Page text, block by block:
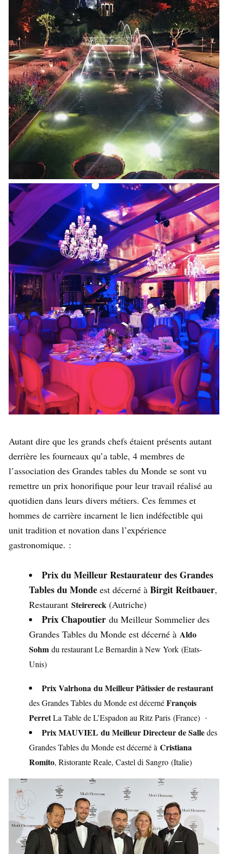
Autant dire que les grands chefs étaient présents autant
derrière les fourneaux qu’a table, 4 membres de
l’association des Grandes tables du Monde se sont vu
remettre un prix honorifique pour leur travail réalisé au
quotidien dans leurs divers métiers. Ces femmes et
hommes de carrière incarnent le lien indéfectible qui
unit tradition et novation dans l’expérience
gastronomique. :
Prix du Meilleur Restaurateur des Grandes
Tables du Monde est décerné à Birgit Reitbauer,
Restaurant Steirereck (Autriche)
Prix Chapoutier du Meilleur Sommelier des
Grandes Tables du Monde est décerné à Aldo
Sohm du restaurant Le Bernardin à New York (Etats-
Unis)
Prix Valrhona du Meilleur Pâtissier de restaurant
des Grandes Tables du Monde est décernéFrançois
PerretLa Table de L’Espadon au Ritz Paris (France) ∙
Prix MAUVIEL du Meilleur Directeur de Salledes
Grandes Tables du Monde est décerné à Cristiana
Romito, Ristorante Reale, Castel di Sangro (Italie)